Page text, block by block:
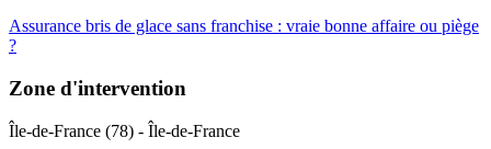
Assurance bris de glace sans franchise : vraie bonne affaire ou piège
?
Zone d'intervention
Île-de-France (78) - Île-de-France